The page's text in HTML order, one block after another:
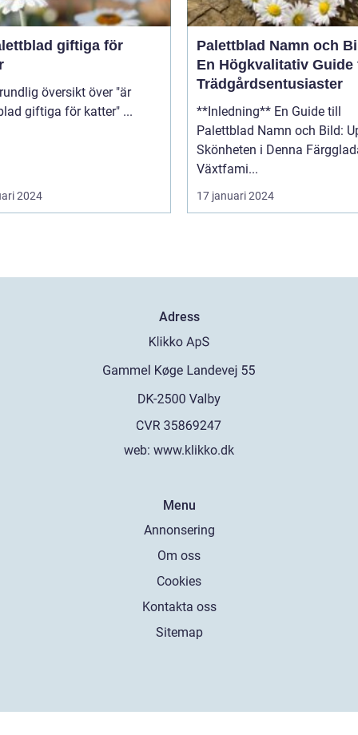
giftiga för
palettblad giftiga för katter" ...
2024
Palettblad Namn och
En Högkvalitativ Guide
Trädgårdsentusiaster
**Inledning** En Guide till
Palettblad Namn och Bild:
Skönheten i Denna
Växtfami...
17 januari 2024
Adress
web: www.klikko.dk
Menu
Annonsering
Om oss
Cookies
Kontakta oss
Sitemap